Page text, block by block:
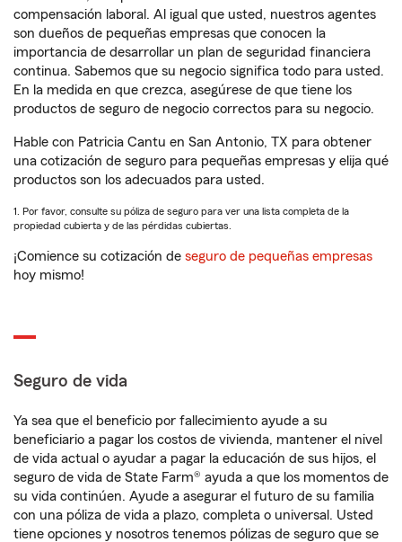
compensación laboral. Al igual que usted, nuestros agentes
son dueños de pequeñas empresas que conocen la
importancia de desarrollar un plan de seguridad financiera
continua. Sabemos que su negocio significa todo para usted.
En la medida en que crezca, asegúrese de que tiene los
productos de seguro de negocio correctos para su negocio.
Hable con Patricia Cantu en San Antonio, TX para obtener
una cotización de seguro para pequeñas empresas y elija qué
productos son los adecuados para usted.
1. Por favor, consulte su póliza de seguro para ver una lista completa de la
propiedad cubierta y de las pérdidas cubiertas.
¡Comience su cotización de seguro de pequeñas empresas
hoy mismo!
Seguro de vida
Ya sea que el beneficio por fallecimiento ayude a su
beneficiario a pagar los costos de vivienda, mantener el nivel
de vida actual o ayudar a pagar la educación de sus hijos, el
seguro de vida de State Farm® ayuda a que los momentos de
su vida continúen. Ayude a asegurar el futuro de su familia
con una póliza de vida a plazo, completa o universal. Usted
tiene opciones y nosotros tenemos pólizas de seguro que se